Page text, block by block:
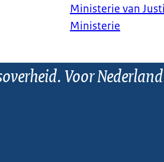
Ministerie van
Ministerie
Voor Nederland